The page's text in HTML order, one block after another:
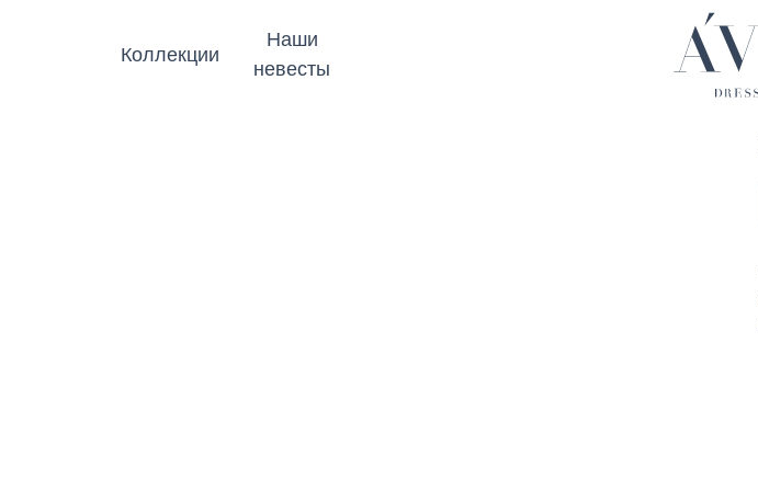
Коллекции
Наши
невесты